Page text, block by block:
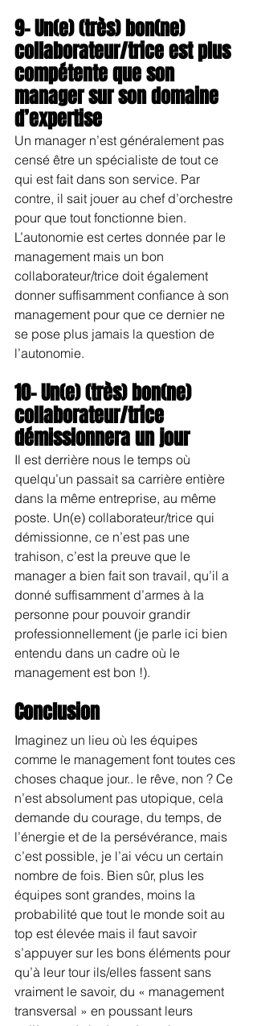
9- Un(e) (très) bon(ne)
collaborateur/trice est plus
compétente que son
manager sur son domaine
d’expertise
Un manager n’est généralement pas
censé être un spécialiste de tout ce
qui est fait dans son service. Par
contre, il sait jouer au chef d’orchestre
pour que tout fonctionne bien.
L’autonomie est certes donnée par le
management mais un bon
collaborateur/trice doit également
donner suffisamment confiance à son
management pour que ce dernier ne
se pose plus jamais la question de
l’autonomie.
10- Un(e) (très) bon(ne)
collaborateur/trice
démissionnera un jour
Il est derrière nous le temps où
quelqu’un passait sa carrière entière
dans la même entreprise, au même
poste. Un(e) collaborateur/trice qui
démissionne, ce n’est pas une
trahison, c’est la preuve que le
manager a bien fait son travail, qu’il a
donné suffisamment d’armes à la
personne pour pouvoir grandir
professionnellement (je parle ici bien
entendu dans un cadre où le
management est bon !).
Conclusion
Imaginez un lieu où les équipes
comme le management font toutes ces
choses chaque jour.. le rêve, non ? Ce
n’est absolument pas utopique, cela
demande du courage, du temps, de
l’énergie et de la persévérance, mais
c’est possible, je l’ai vécu un certain
nombre de fois. Bien sûr, plus les
équipes sont grandes, moins la
probabilité que tout le monde soit au
top est élevée mais il faut savoir
s’appuyer sur les bons éléments pour
qu’à leur tour ils/elles fassent sans
vraiment le savoir, du « management
transversal » en poussant leurs